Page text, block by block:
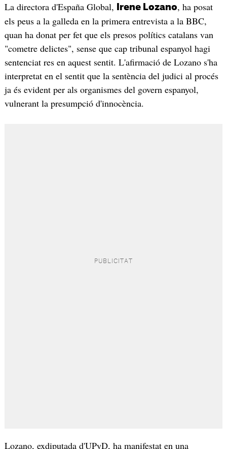
La directora d'España Global, Irene Lozano, ha posat
els peus a la galleda en la primera entrevista a la BBC,
quan ha donat per fet que els presos polítics catalans van
"cometre delictes", sense que cap tribunal espanyol hagi
sentenciat res en aquest sentit. L'afirmació de Lozano s'ha
interpretat en el sentit que la sentència del judici al procés
ja és evident per als organismes del govern espanyol,
vulnerant la presumpció d'innocència.
Lozano, exdiputada d'UPyD, ha manifestat en una